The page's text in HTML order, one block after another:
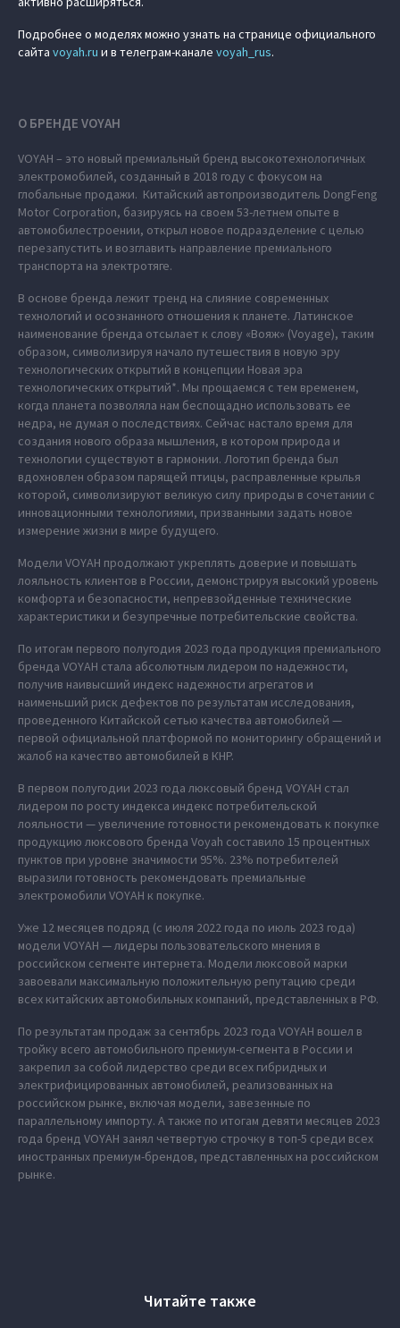
Подробнее о моделях можно узнать на странице официального
сайта voyah.ru и в телеграм-канале voyah_rus.
О БРЕНДЕ VOYAH
VOYAH – это новый премиальный бренд высокотехнологичных
электромобилей, созданный в 2018 году с фокусом на
глобальные продажи. Китайский автопроизводитель DongFeng
Motor Corporation, базируясь на своем 53-летнем опыте в
автомобилестроении, открыл новое подразделение с целью
перезапустить и возглавить направление премиального
транспорта на электротяге.
В основе бренда лежит тренд на слияние современных
технологий и осознанного отношения к планете. Латинское
наименование бренда отсылает к слову «Вояж» (Voyage), таким
образом, символизируя начало путешествия в новую эру
технологических открытий в концепции Новая эра
технологических открытий*. Мы прощаемся с тем временем,
когда планета позволяла нам беспощадно использовать ее
недра, не думая о последствиях. Сейчас настало время для
создания нового образа мышления, в котором природа и
технологии существуют в гармонии. Логотип бренда был
вдохновлен образом парящей птицы, расправленные крылья
которой, символизируют великую силу природы в сочетании с
инновационными технологиями, призванными задать новое
измерение жизни в мире будущего.
Модели VOYAH продолжают укреплять доверие и повышать
лояльность клиентов в России, демонстрируя высокий уровень
комфорта и безопасности, непревзойденные технические
характеристики и безупречные потребительские свойства.
По итогам первого полугодия 2023 года продукция премиального
бренда VOYAH стала абсолютным лидером по надежности,
получив наивысший индекс надежности агрегатов и
наименьший риск дефектов по результатам исследования,
проведенного Китайской сетью качества автомобилей —
первой официальной платформой по мониторингу обращений и
жалоб на качество автомобилей в КНР.
В первом полугодии 2023 года люксовый бренд VOYAH стал
лидером по росту индекса индекс потребительской
лояльности — увеличение готовности рекомендовать к покупке
продукцию люксового бренда Voyah составило 15 процентных
пунктов при уровне значимости 95%. 23% потребителей
выразили готовность рекомендовать премиальные
электромобили VOYAH к покупке.
Уже 12 месяцев подряд (с июля 2022 года по июль 2023 года)
модели VOYAH — лидеры пользовательского мнения в
российском сегменте интернета. Модели люксовой марки
завоевали максимальную положительную репутацию среди
всех китайских автомобильных компаний, представленных в РФ.
По результатам продаж за сентябрь 2023 года VOYAH вошел в
тройку всего автомобильного премиум-сегмента в России и
закрепил за собой лидерство среди всех гибридных и
электрифицированных автомобилей, реализованных на
российском рынке, включая модели, завезенные по
параллельному импорту. А также по итогам девяти месяцев 2023
года бренд VOYAH занял четвертую строчку в топ-5 среди всех
иностранных премиум-брендов, представленных на российском
рынке.
Читайте также